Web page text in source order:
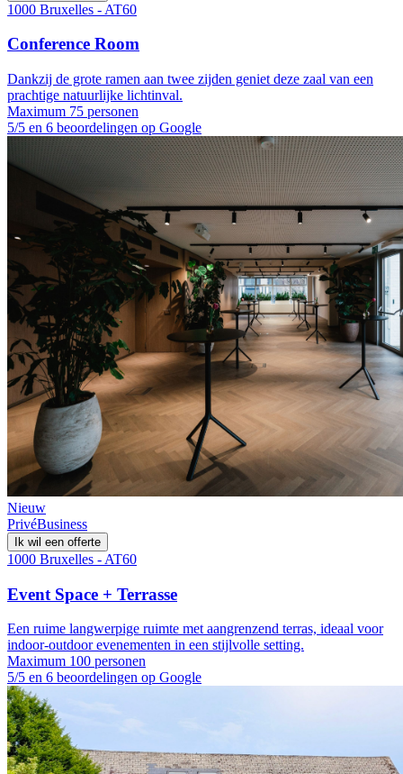
1000 Bruxelles - AT60
Conference Room
Dankzij de grote ramen aan twee zijden geniet deze zaal van een
prachtige natuurlijke lichtinval.
Maximum 75 personen
5/5 en 6 beoordelingen op Google
Nieuw
PrivéBusiness
Ik wil een offerte
1000 Bruxelles - AT60
Event Space + Terrasse
Een ruime langwerpige ruimte met aangrenzend terras, ideaal voor
indoor-outdoor evenementen in een stijlvolle setting.
Maximum 100 personen
5/5 en 6 beoordelingen op Google